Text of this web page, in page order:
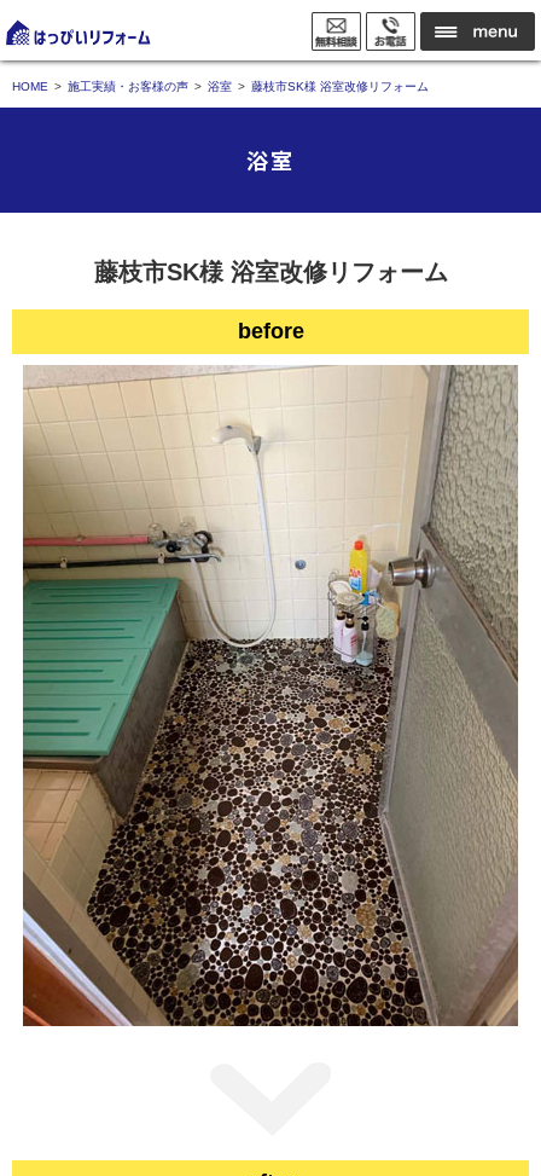
HOME 施工実績・お客様の声 浴室 藤枝市SK様 浴室改修リフォーム
浴室
藤枝市SK様 浴室改修リフォーム
before